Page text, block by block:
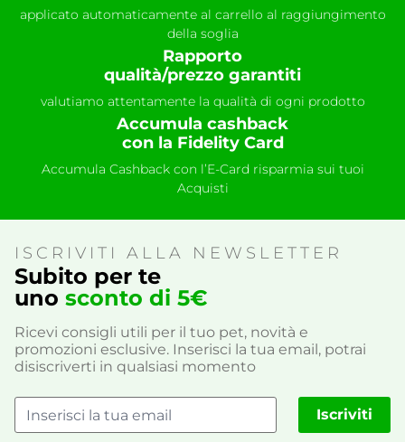
applicato automaticamente al carrello al raggiungimento
della soglia
Rapporto
qualità/prezzo garantiti
valutiamo attentamente la qualità di ogni prodotto
Accumula cashback
con la Fidelity Card
Accumula Cashback con l’E-Card risparmia sui tuoi
Acquisti
ISCRIVITI ALLA NEWSLETTER
Subito per te
uno sconto di 5€
Ricevi consigli utili per il tuo pet, novità e
promozioni esclusive. Inserisci la tua email, potrai
disiscriverti in qualsiasi momento
Iscriviti